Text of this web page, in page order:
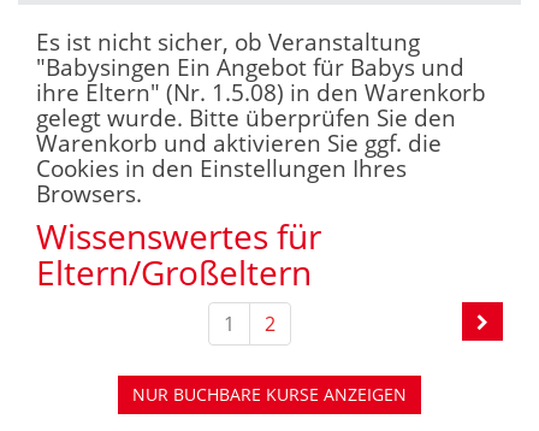
Es ist nicht sicher, ob Veranstaltung
"Babysingen Ein Angebot für Babys und
ihre Eltern" (Nr. 1.5.08) in den Warenkorb
gelegt wurde. Bitte überprüfen Sie den
Warenkorb und aktivieren Sie ggf. die
Cookies in den Einstellungen Ihres
Browsers.
Wissenswertes für
Eltern/Großeltern
1 2
NUR BUCHBARE KURSE ANZEIGEN